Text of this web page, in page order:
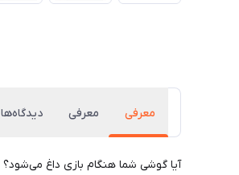
معرفی معرفی دیدگاه‌ها